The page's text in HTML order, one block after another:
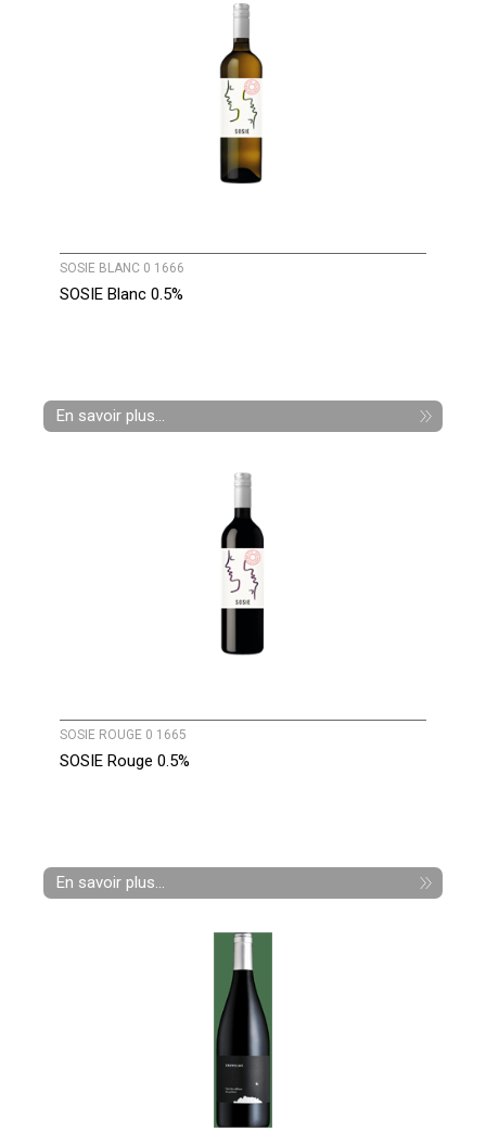
SOSIE BLANC 0 1666
SOSIE Blanc 0.5%
En savoir plus...
SOSIE ROUGE 0 1665
SOSIE Rouge 0.5%
En savoir plus...